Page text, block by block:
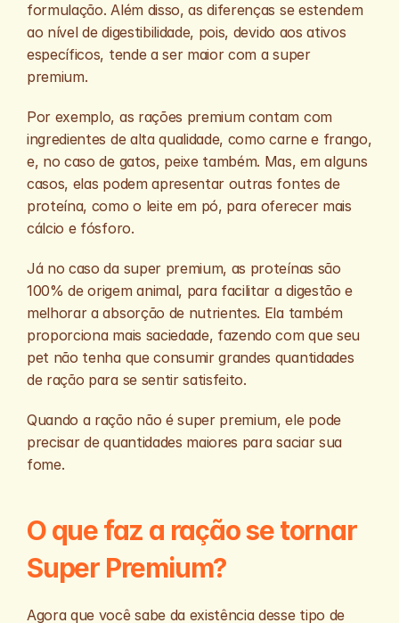
formulação. Além disso, as diferenças se estendem
ao nível de digestibilidade, pois, devido aos ativos
específicos, tende a ser maior com a super
premium.
Por exemplo, as rações premium contam com
ingredientes de alta qualidade, como carne e frango,
e, no caso de gatos, peixe também. Mas, em alguns
casos, elas podem apresentar outras fontes de
proteína, como o leite em pó, para oferecer mais
cálcio e fósforo.
Já no caso da super premium, as proteínas são
100% de origem animal, para facilitar a digestão e
melhorar a absorção de nutrientes. Ela também
proporciona mais saciedade, fazendo com que seu
pet não tenha que consumir grandes quantidades
de ração para se sentir satisfeito.
Quando a ração não é super premium, ele pode
precisar de quantidades maiores para saciar sua
fome.
O que faz a ração se tornar
Super Premium?
Agora que você sabe da existência desse tipo de